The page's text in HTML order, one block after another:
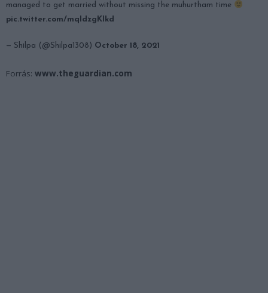
managed to get married without missing the muhurtham time
pic.twitter.com/mqldzgKIkd
— Shilpa (@Shilpa1308) October 18, 2021
Forrás: www.theguardian.com